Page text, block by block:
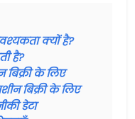
क्यों है?
है?
बिक्री के लिए
बिक्री के लिए
डेटा